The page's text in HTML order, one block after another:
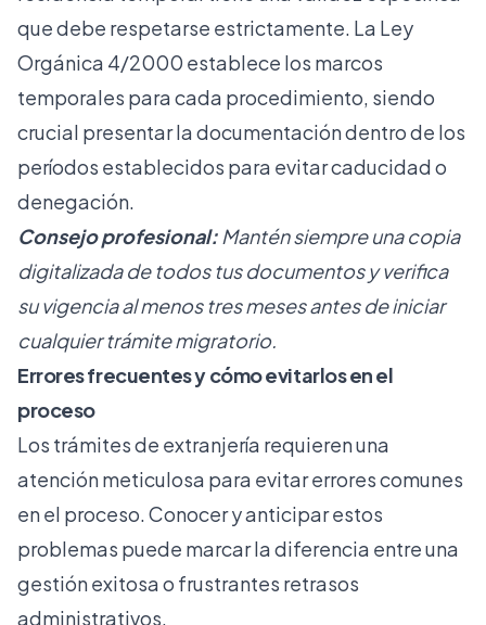
que debe respetarse estrictamente. La Ley
Orgánica 4/2000 establece los marcos
temporales para cada procedimiento, siendo
crucial presentar la documentación dentro de los
períodos establecidos para evitar caducidad o
denegación.
Consejo profesional: Mantén siempre una copia
digitalizada de todos tus documentos y verifica
su vigencia al menos tres meses antes de iniciar
cualquier trámite migratorio.
Errores frecuentes y cómo evitarlos en el
proceso
Los trámites de extranjería requieren una
atención meticulosa para evitarerrores comunes
en el proceso. Conocer y anticipar estos
problemas puede marcar la diferencia entre una
gestión exitosa o frustrantes retrasos
administrativos.